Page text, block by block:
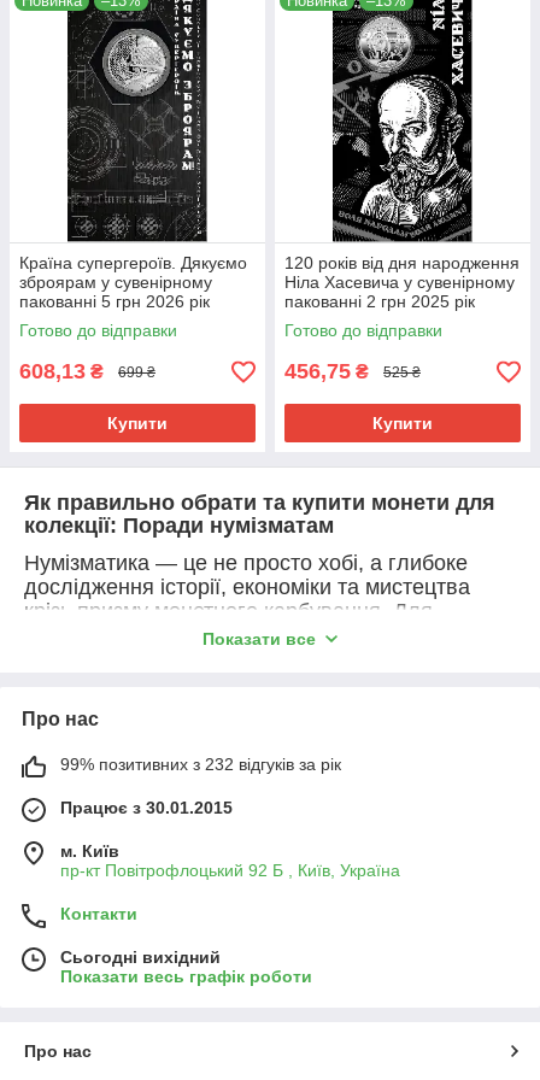
Країна супергероїв. Дякуємо
зброярам у сувенірному
пакованні 5 грн 2026 рік
Готово до відправки
608,13 ₴ 699 ₴
Купити
120 років від дня народження
Ніла Хасевича у сувенірному
пакованні 2 грн 2025 рік
Готово до відправки
456,75 ₴ 525 ₴
Купити
Як правильно обрати та купити монети для
колекції: Поради нумізматам
Нумізматика — це не просто хобі, а глибоке
дослідження історії, економіки та мистецтва
крізь призму монетного карбування. Для
багатьох колекціонування також стає вигідною
стабільно зростає з роками.
вагаєтеся з вибором, зверніть увагу на кілька
товарів:
Стан монети (Грейд):
найважливіших факторів ціноутворення.
слідів обігу, з чітким рельєфом та рідним
екземпляри із затертостями (
накладом було випущено монету, тим вища
Показати все
Про нас
99% позитивних з 232 відгуків за рік
Працює з 30.01.2015
м. Київ
пр-кт Повітрофлоцький 92 Б , Київ, Україна
Контакти
Сьогодні вихідний
Показати весь графік роботи
Про нас